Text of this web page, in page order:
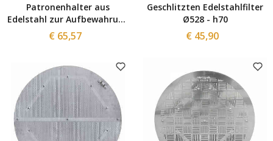
Patronenhalter aus
Edelstahl zur Aufbewahrung
der 10"-Filterkerze
€ 65,57
Geschlitzten Edelstahlfilter
Ø528 - h70
€ 45,90